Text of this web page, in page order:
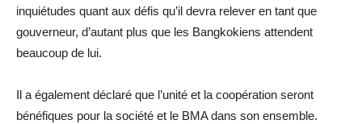
inquiétudes quant aux défis qu’il devra relever en tant que
gouverneur, d’autant plus que les Bangkokiens attendent
beaucoup de lui.
Il a également déclaré que l’unité et la coopération seront
bénéfiques pour la société et le BMA dans son ensemble.